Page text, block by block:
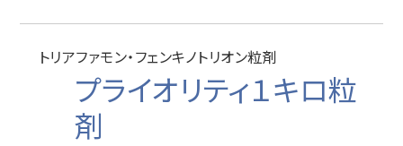
トリアファモン・フェンキノトリオン粒剤
プライオリティ１キロ粒
剤